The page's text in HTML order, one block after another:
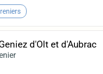
d'Olt et d'Aubrac